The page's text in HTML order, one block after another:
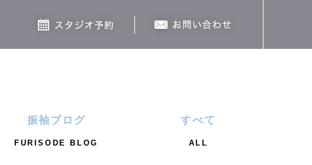
振袖ブログ
FURISODE BLOG
すべて
ALL